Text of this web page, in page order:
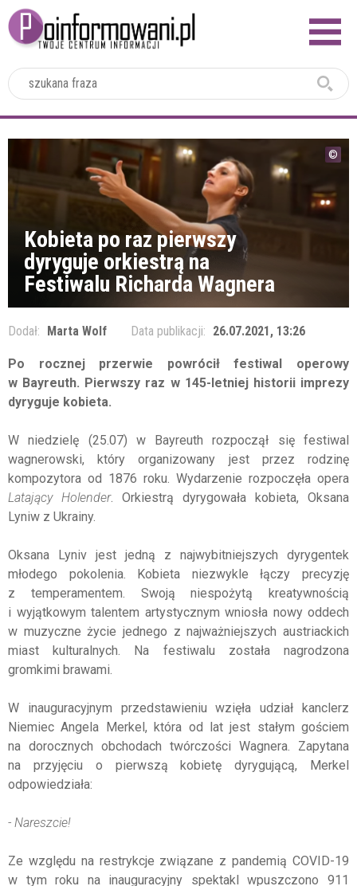
Kobieta po raz pierwszy
dyryguje orkiestrą na
Festiwalu Richarda Wagnera
Dodał: Marta Wolf Data publikacji: 26.07.2021, 13:26
Po rocznej przerwie powrócił festiwal operowy
w Bayreuth. Pierwszy raz w 145-letniej historii imprezy
dyryguje kobieta.
W niedzielę (25.07) w Bayreuth rozpoczął się festiwal
wagnerowski, który organizowany jest przez rodzinę
kompozytora od 1876 roku. Wydarzenie rozpoczęła opera
Latający Holender. Orkiestrą dyrygowała kobieta, Oksana
Lyniw z Ukrainy.
Oksana Lyniv jest jedną z najwybitniejszych dyrygentek
młodego pokolenia. Kobieta niezwykle łączy precyzję
z temperamentem. Swoją niespożytą kreatywnością
i wyjątkowym talentem artystycznym wniosła nowy oddech
w muzyczne życie jednego z najważniejszych austriackich
miast kulturalnych. Na festiwalu została nagrodzona
gromkimi brawami.
W inauguracyjnym przedstawieniu wzięła udział kanclerz
Niemiec Angela Merkel, która od lat jest stałym gościem
na dorocznych obchodach twórczości Wagnera. Zapytana
na przyjęciu o pierwszą kobietę dyrygującą, Merkel
odpowiedziała:
- Nareszcie!
Ze względu na restrykcje związane z pandemią COVID-19
w tym roku na inauguracyjny spektakl wpuszczono 911